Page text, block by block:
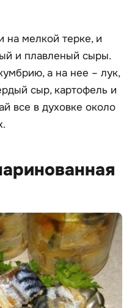
на мелкой терке, и
и плавленый сыры.
а на нее – лук,
сыр, картофель и
все в духовке около